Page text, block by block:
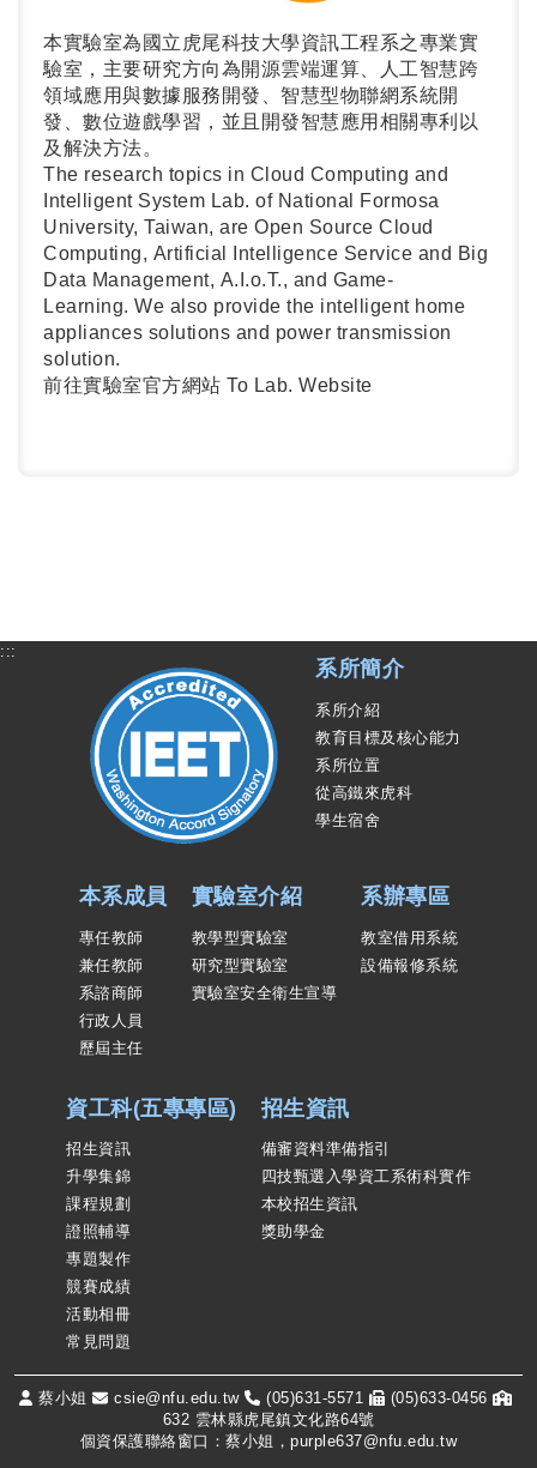
本實驗室為國立虎尾科技大學資訊工程系之專業實
驗室，主要研究方向為開源雲端運算、人工智慧跨
領域應用與數據服務開發、智慧型物聯網系統開
發、數位遊戲學習，並且開發智慧應用相關專利以
及解決方法。
The research topics in Cloud Computing and
Intelligent System Lab. of National Formosa
University, Taiwan, are Open Source Cloud
Computing, Artificial Intelligence Service and Big
Data Management, A.I.o.T., and Game-
Learning. We also provide the intelligent home
appliances solutions and power transmission
solution.
前往實驗室官方網站 To Lab. Website
:::
系所簡介
系所介紹
教育目標及核心能力
系所位置
從高鐵來虎科
學生宿舍
本系成員
專任教師
兼任教師
系諮商師
行政人員
歷屆主任
實驗室介紹
教學型實驗室
研究型實驗室
實驗室安全衛生宣導
系辦專區
教室借用系統
設備報修系統
資工科(五專專區)
招生資訊
升學集錦
課程規劃
證照輔導
專題製作
競賽成績
活動相冊
常見問題
招生資訊
備審資料準備指引
四技甄選入學資工系術科實作
本校招生資訊
獎助學金
蔡小姐 csie@nfu.edu.tw (05)631-5571
(05)633-0456
632 雲林縣虎尾鎮文化路64號
個資保護聯絡窗口：蔡小姐，purple637@nfu.edu.tw